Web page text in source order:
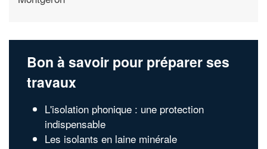
Bon à savoir pour préparer ses
travaux
L'isolation phonique : une protection
indispensable
Les isolants en laine minérale